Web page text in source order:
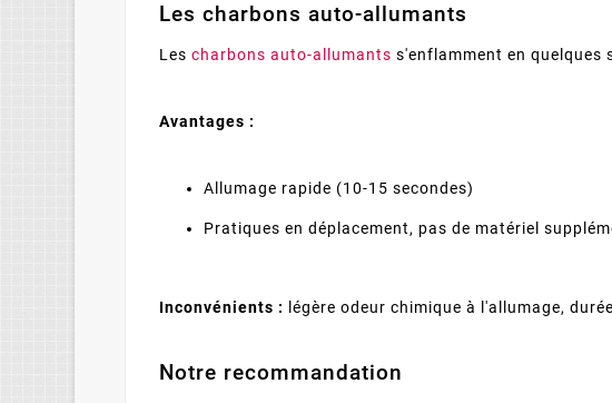
Les charbons auto-allumants
Lescharbons auto-allumants s'enflamment en quelques
Avantages :
Allumage rapide (10-15 secondes)
Pratiques en déplacement, pas de matériel
Inconvénients : légère odeur chimique à l'allumage,
Notre recommandation